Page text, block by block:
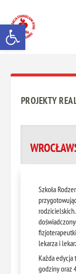
Otwórz pasek narzędzi
PROJEKTY
Szkoła
lekarza i
Każda
godziny oraz